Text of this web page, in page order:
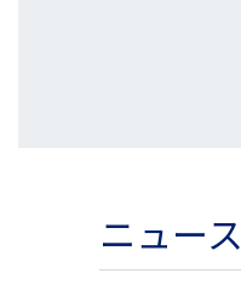
ニュース